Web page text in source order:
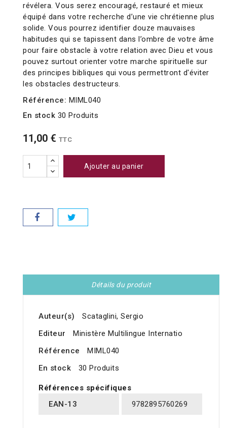
révélera. Vous serez encouragé, restauré et mieux
équipé dans votre recherche d’une vie chrétienne plus
solide. Vous pourrez identifier douze mauvaises
habitudes qui se tapissent dans l’ombre de votre âme
pour faire obstacle à votre relation avec Dieu et vous
pouvez surtout orienter votre marche spirituelle sur
des principes bibliques qui vous permettront d'éviter
les obstacles destructeurs.
Référence: MIML040
En stock 30 Produits
11,00 € TTC
Ajouter au panier
Détails du produit
Auteur(s)
Scataglini, Sergio
Editeur
Ministère Multilingue Internatio
Référence
MIML040
En stock
30 Produits
Références spécifiques
EAN-13
9782895760269